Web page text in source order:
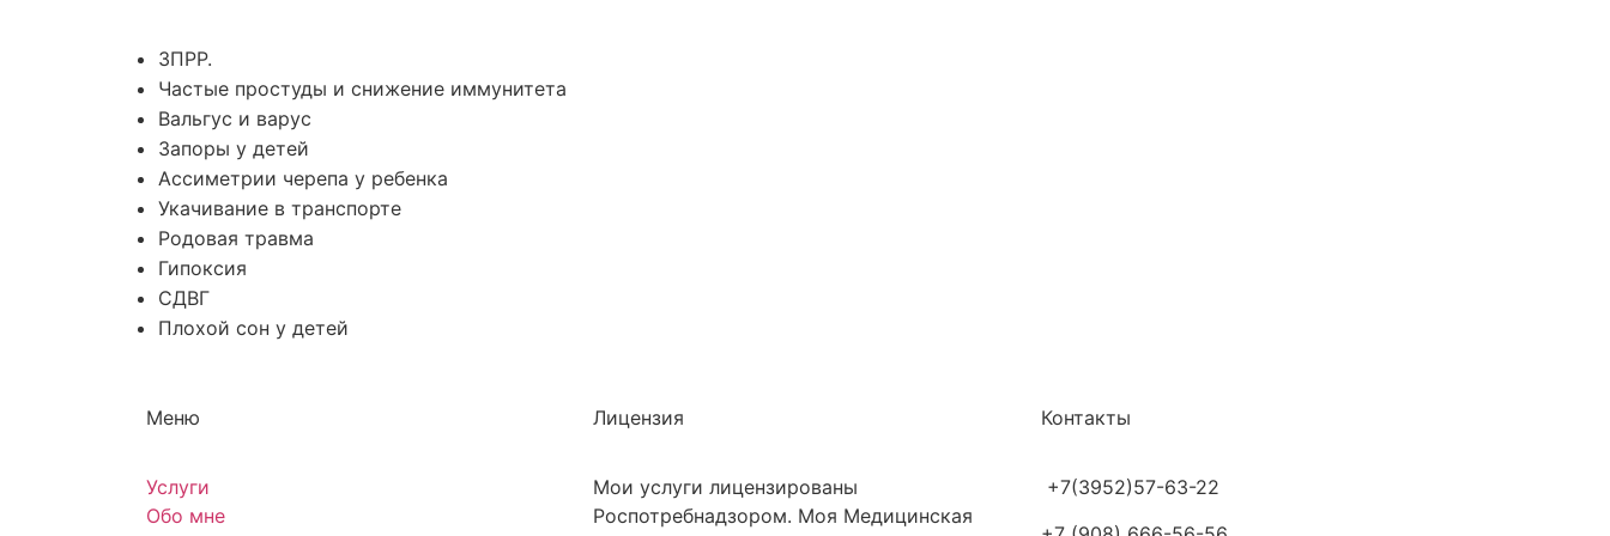
ЗПРР.
Частые простуды и снижение иммунитета
Вальгус и варус
Запоры у детей
Ассиметрии черепа у ребенка
Укачивание в транспорте
Родовая травма
Гипоксия
СДВГ
Плохой сон у детей
Меню
Услуги
Обо мне
Лицензия
Мои услуги лицензированы
Роспотребнадзором. Моя Медицинская
Контакты
+7(3952)57-63-22